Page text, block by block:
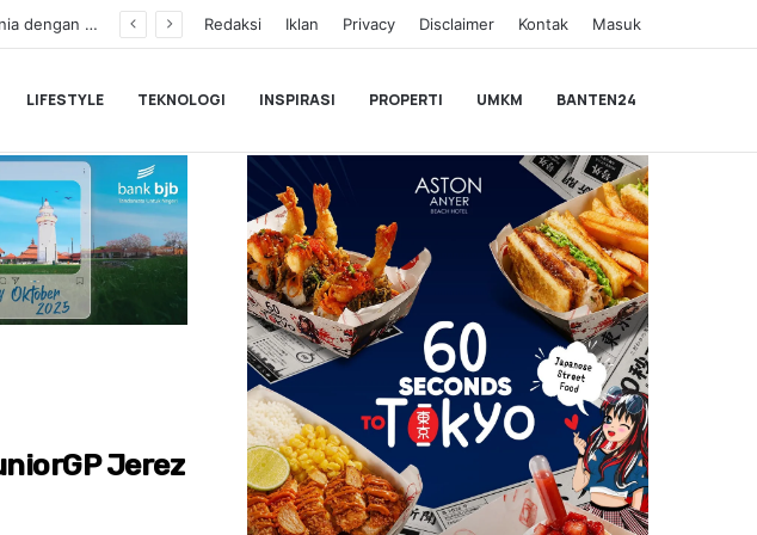
Redaksi Iklan Privacy Disclaimer Kontak Masuk
LIFESTYLE TEKNOLOGI INSPIRASI PROPERTI UMKM BANTEN24
Jerez